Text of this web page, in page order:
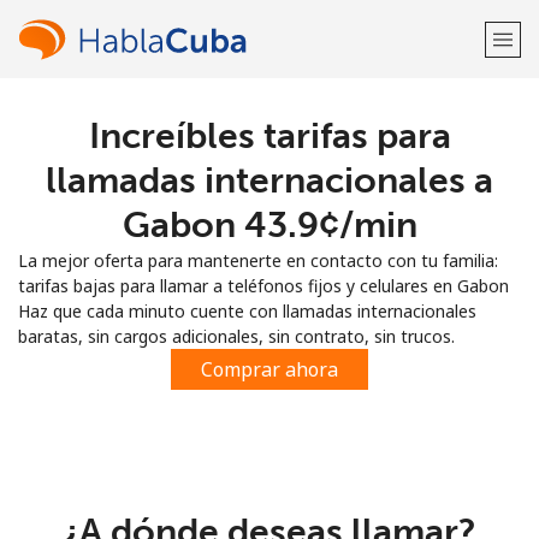
¡Bienvenido!
Regístrate con
Increíbles tarifas para
llamadas internacionales a
Gabon ⁦43.9¢⁩/min
La mejor oferta para mantenerte en contacto con tu familia:
tarifas bajas para llamar a teléfonos fijos y celulares en Gabon
Haz que cada minuto cuente con llamadas internacionales
baratas, sin cargos adicionales, sin contrato, sin trucos.
Comprar ahora